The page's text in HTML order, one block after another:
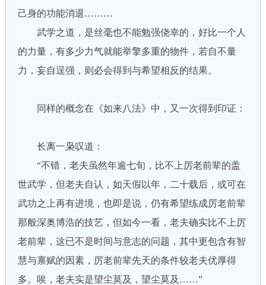
己身的功能消退………
武学之道，是丝毫也不能勉强侥幸的，好比一个人
的力量，有多少力气就能举擎多重的物件，若自不量
力，妄自逞强，则必会得到与希望相反的结果。
同样的概念在《如来八法》中，又一次得到印证：
长离一枭叹道：
“不错，老夫虽然年逾七旬，比不上厉老前辈的盖
世武学，但老夫自认，如天假以年，二十载后，或可在
武功之上再有进境，也即是说，仍有希望练成厉老前辈
那般深奥博浩的技艺，但如今一看，老夫确实比不上厉
老前辈，这已不是时间与意志的问题，其中更包含有智
慧与禀赋的因素，厉老前辈先天的条件较老夫优厚得
多。唉，老夫实是望尘莫及，望尘莫及……”